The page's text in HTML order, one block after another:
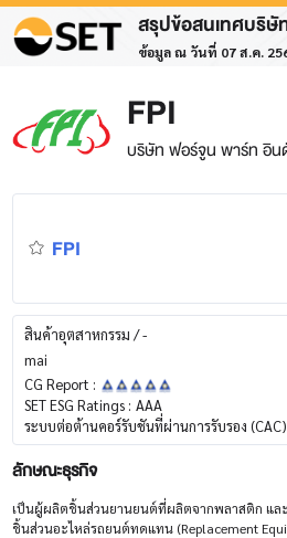
สรุปข้อสนเทศบริษั
ข้อมูล ณ วันที่ 07 ส.ค.
FPI
บริษัท ฟอร์จูน พาร์ท อิน
FPI
สินค้าอุตสาหกรรม / -
mai
CG Report :
SET ESG Ratings : AAA
ระบบต่อต้านคอร์รับชันที่ผ่านการรับรอง
ลักษณะธุรกิจ
เป็นผู้ผลิตชิ้นส่วนยานยนต์ที่ผลิตจากพลาสติก แล
ชิ้นส่วนอะไหล่รถยนต์ทดแทน (Replacement